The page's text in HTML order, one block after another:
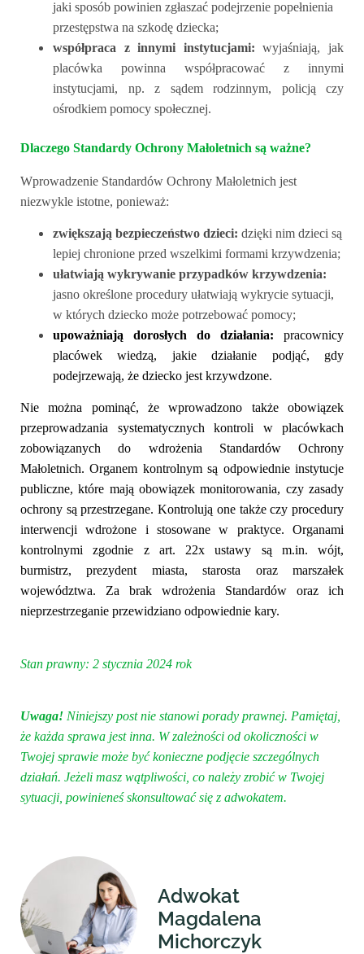
jaki sposób powinien zgłaszać podejrzenie popełnienia
przestępstwa na szkodę dziecka;
współpraca z innymi instytucjami: wyjaśniają, jak
placówka powinna współpracować z innymi
instytucjami, np. z sądem rodzinnym, policją czy
ośrodkiem pomocy społecznej.
Dlaczego Standardy Ochrony Małoletnich są ważne?
Wprowadzenie Standardów Ochrony Małoletnich jest
niezwykle istotne, ponieważ:
zwiększają bezpieczeństwo dzieci: dzięki nim dzieci są
lepiej chronione przed wszelkimi formami krzywdzenia;
ułatwiają wykrywanie przypadków krzywdzenia:
jasno określone procedury ułatwiają wykrycie sytuacji,
w których dziecko może potrzebować pomocy;
upoważniają dorosłych do działania: pracownicy
placówek wiedzą, jakie działanie podjąć, gdy
podejrzewają, że dziecko jest krzywdzone.
Nie można pominąć, że wprowadzono także obowiązek
przeprowadzania systematycznych kontroli w placówkach
zobowiązanych do wdrożenia Standardów Ochrony
Małoletnich. Organem kontrolnym są odpowiednie instytucje
publiczne, które mają obowiązek monitorowania, czy zasady
ochrony są przestrzegane. Kontrolują one także czy procedury
interwencji wdrożone i stosowane w praktyce. Organami
kontrolnymi zgodnie z art. 22x ustawy są m.in. wójt,
burmistrz, prezydent miasta, starosta oraz marszałek
województwa.
Za brak wdrożenia Standardów oraz ich
nieprzestrzeganie przewidziano odpowiednie kary.
Stan prawny: 2 stycznia 2024 rok
Uwaga! Niniejszy post nie stanowi porady prawnej. Pamiętaj,
że każda sprawa jest inna. W zależności od okoliczności w
Twojej sprawie może być konieczne podjęcie szczególnych
działań. Jeżeli masz wątpliwości, co należy zrobić w Twojej
sytuacji, powinieneś skonsultować się z adwokatem.
Adwokat
Magdalena
Michorczyk